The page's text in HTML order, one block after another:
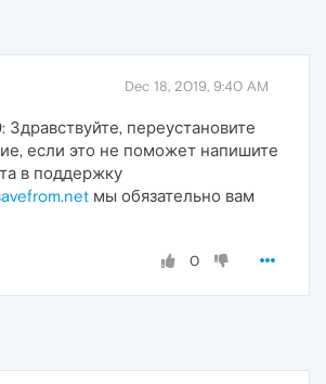
Dec 18, 2019, 9:40 AM
Здравствуйте, переустановите
если это не поможет напишите
в поддержку
мы обязательно вам
0